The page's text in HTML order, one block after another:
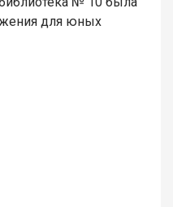
для юных